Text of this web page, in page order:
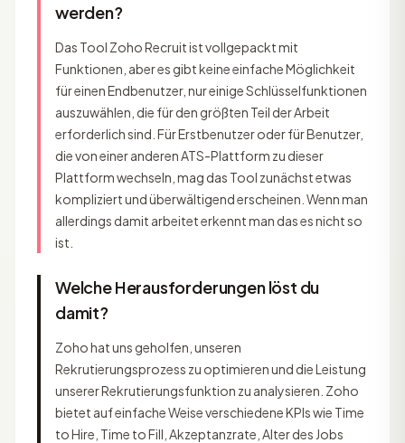
werden?
Das Tool Zoho Recruit ist vollgepackt mit
Funktionen, aber es gibt keine einfache Möglichkeit
für einen Endbenutzer, nur einige Schlüsselfunktionen
auszuwählen, die für den größten Teil der Arbeit
erforderlich sind. Für Erstbenutzer oder für Benutzer,
die von einer anderen ATS-Plattform zu dieser
Plattform wechseln, mag das Tool zunächst etwas
kompliziert und überwältigend erscheinen. Wenn man
allerdings damit arbeitet erkennt man das es nicht so
ist.
Welche Herausforderungen löst du
damit?
Zoho hat uns geholfen, unseren
Rekrutierungsprozess zu optimieren und die Leistung
unserer Rekrutierungsfunktion zu analysieren. Zoho
bietet auf einfache Weise verschiedene KPIs wie Time
to Hire, Time to Fill, Akzeptanzrate, Alter des Jobs